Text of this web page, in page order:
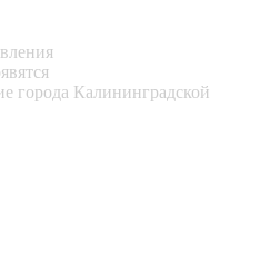
города Калининградской